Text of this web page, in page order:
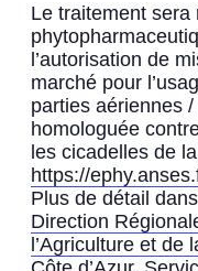
Le traitement sera
l’autorisation de
marché pour
parties aériennes
homologuée
les cicadelles de
https://
Plus de détail
Direction
l’Agriculture et de